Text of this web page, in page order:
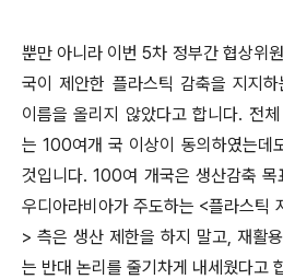
뿐만 아니라 이번 5차 정부간 협상위
국이 제안한 플라스틱 감축을 지지
이름을 올리지 않았다고 합니다. 전
는 100여개 국 이상이 동의하였는데
것입니다. 100여 개국은 생산감축
우디아라비아가 주도하는 <플라스틱
> 측은 생산 제한을 하지 말고, 재활
는 반대 논리를 줄기차게 내세웠다고